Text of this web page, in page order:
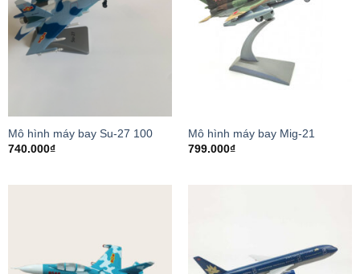
Mô hình máy bay Su-27 100
740.000₫
Mô hình máy bay Mig-21
799.000₫